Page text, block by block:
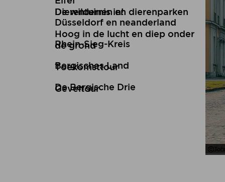
De wildernis in!
Hoog in de lucht en diep onder
de grond
Toekomsttour
Geveltour
Düsseldorf en neanderland
Rhein-Sieg-Kreis
Bergisches Land
De Bergische Drie
Dierentuinen en dierenparken